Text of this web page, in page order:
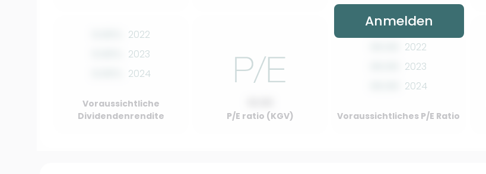
2022
2023
2024
Voraussichtliche
Dividendenrendite
P/E ratio (KGV)
2022
2023
2024
Voraussichtliches P/E Ratio
Anmelden